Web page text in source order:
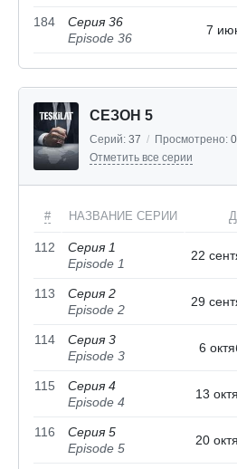
184
Серия 36
Episode 36
7
СЕЗОН 5
Серий: 37 / Просмотрено: 0
Отметить все серии
# НАЗВАНИЕ СЕРИИ
112
Серия 1
Episode 1
22
113
Серия 2
Episode 2
29
114
Серия 3
Episode 3
6
115
Серия 4
Episode 4
13
116
Серия 5
Episode 5
20